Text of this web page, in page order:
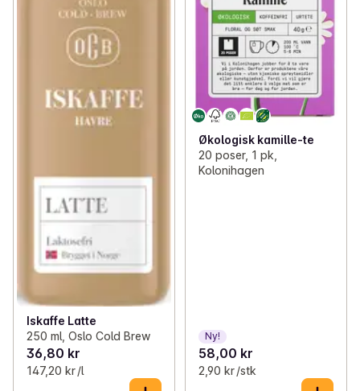
Iskaffe Latte
250 ml, Oslo Cold Brew
36,80 kr
147,20 kr /l
Økologisk kamille-te
20 poser, 1 pk,
Kolonihagen
Ny!
58,00 kr
2,90 kr /stk